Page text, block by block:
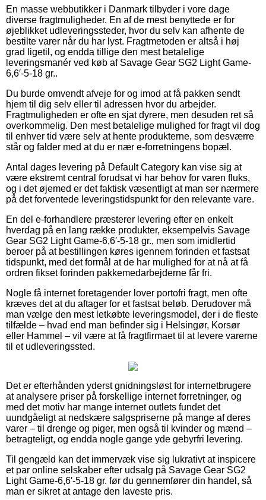
En masse webbutikker i Danmark tilbyder i vore dage
diverse fragtmuligheder. En af de mest benyttede er for
øjeblikket udleveringssteder, hvor du selv kan afhente de
bestilte varer når du har lyst. Fragtmetoden er altså i høj
grad ligetil, og endda tillige den mest betalelige
leveringsmanér ved køb af Savage Gear SG2 Light Game-
6,6′-5-18 gr..
Du burde omvendt afveje for og imod at få pakken sendt
hjem til dig selv eller til adressen hvor du arbejder.
Fragtmuligheden er ofte en sjat dyrere, men desuden ret så
overkommelig. Den mest betalelige mulighed for fragt vil dog
til enhver tid være selv at hente produkterne, som desværre
står og falder med at du er nær e-forretningens bopæl.
Antal dages levering på Default Category kan vise sig at
være ekstremt central forudsat vi har behov for varen fluks,
og i det øjemed er det faktisk væsentligt at man ser nærmere
på det forventede leveringstidspunkt for den relevante vare.
En del e-forhandlere præsterer levering efter en enkelt
hverdag på en lang række produkter, eksempelvis Savage
Gear SG2 Light Game-6,6′-5-18 gr., men som imidlertid
beroer på at bestillingen køres igennem forinden et fastsat
tidspunkt, med det formål at de har mulighed for at nå at få
ordren fikset forinden pakkemedarbejderne får fri.
Nogle få internet foretagender lover portofri fragt, men ofte
kræves det at du aftager for et fastsat beløb. Derudover må
man vælge den mest letkøbte leveringsmodel, der i de fleste
tilfælde – hvad end man befinder sig i Helsingør, Korsør
eller Hammel – vil være at få fragtfirmaet til at levere varerne
til et udleveringssted.
Det er efterhånden yderst gnidningsløst for internetbrugere
at analysere priser på forskellige internet forretninger, og
med det motiv har mange internet outlets fundet det
uundgåeligt at nedskære salgspriserne på mange af deres
varer – til drenge og piger, men også til kvinder og mænd –
betragteligt, og endda nogle gange yde gebyrfri levering.
Til gengæld kan det immervæk vise sig lukrativt at inspicere
et par online selskaber efter udsalg på Savage Gear SG2
Light Game-6,6′-5-18 gr. før du gennemfører din handel, så
man er sikret at antage den laveste pris.